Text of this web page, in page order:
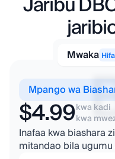
HR
Mwaka
Mpango wa
$4.99kwa kadi
kwa
Inafaa kwa biashara
mitandao bila